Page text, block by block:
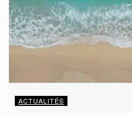
ACTUALITÉS